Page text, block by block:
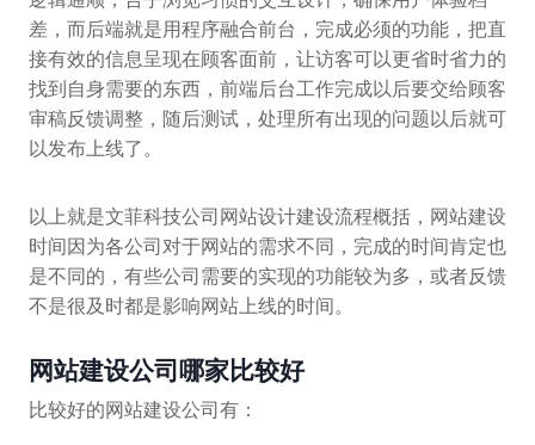
差，而后端就是用程序融合前台，完成必须的功能，把直
接有效的信息呈现在顾客面前，让访客可以更省时省力的
找到自身需要的东西，前端后台工作完成以后要交给顾客
审稿反馈调整，随后测试，处理所有出现的问题以后就可
以发布上线了。
以上就是文菲科技公司网站设计建设流程概括，网站建设
时间因为各公司对于网站的需求不同，完成的时间肯定也
是不同的，有些公司需要的实现的功能较为多，或者反馈
不是很及时都是影响网站上线的时间。
网站建设公司哪家比较好
比较好的网站建设公司有：